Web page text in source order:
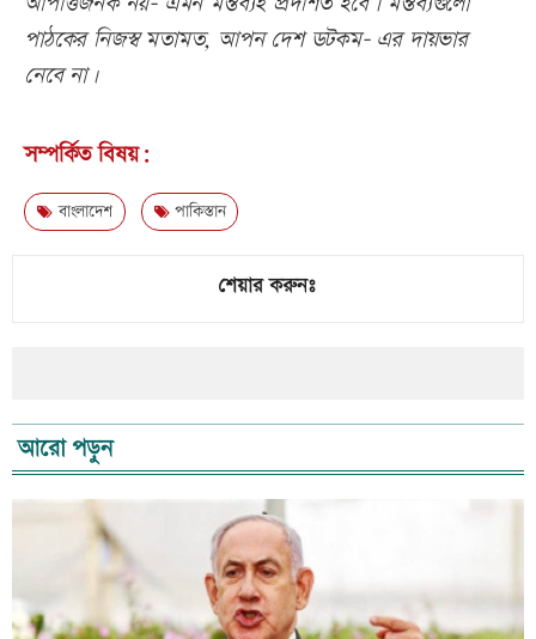
পাঠকের নিজস্ব মতামত, আপন দেশ ডটকম- এর দায়ভার
নেবে না।
সম্পর্কিত বিষয়:
বাংলাদেশ পাকিস্তান
শেয়ার করুনঃ
আরো পড়ুন